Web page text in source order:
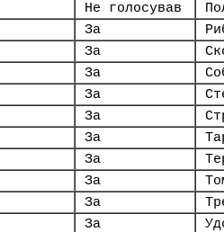
Не голосував
За
За
За
За
За
За
За
За
За
За